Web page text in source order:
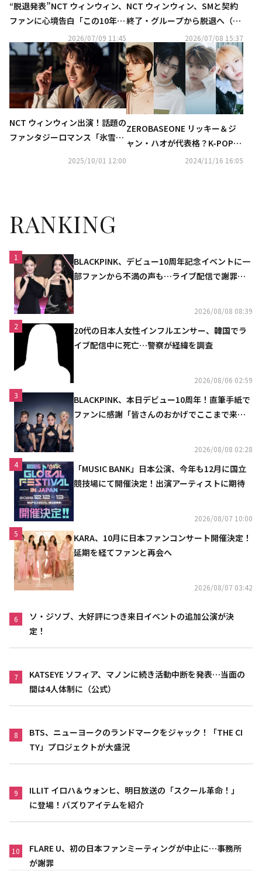
“脱退発表”NCT ウィンウィン、
ファンに心境告白「この10年は
人生において最も大切な思い
出」
2026/07/09 11:45
NCT ウィンウィン、SMと契約
終了・グループから脱退へ（公
2026/07/08 15:37
NCT ウィンウィン出演！話題の
ファンタジーロマンス「氷雪の
り独占先行配信スタート＜中国
2025/10/01 12:00
ZEROBASEONE リッキー＆ジ
ャン・ハオが代表格？K-POPア
イドルで注目の「建国顔」と
2024/11/16 16:05
RANKING
1
BLACKPINK、デビュー10周年記念イベントに一
部ファンから不満の声も…ライブ配信で謝罪
2026/08/08 08:39
2
20代の日本人女性インフルエンサー、韓国でラ
イブ配信中に死亡…警察が経緯を調査
2026/08/06 02:59
3
BLACKPINK、本日デビュー10周年！直筆手紙で
ファンに感謝「皆さんのおかげでここまで来ら
2026/08/08 02:28
4
「MUSIC BANK」日本公演、今年も12月に国立
競技場にて開催決定！出演アーティストに期待
2026/08/07 10:00
5
KARA、10月に日本ファンコンサート開催決定！
延期を経てファンと再会へ
2026/08/07 03:42
6
ソ・ジソブ、大好評につき来日イベントの追加公演が決
定！
7
KATSEYE ソフィア、マノンに続き活動中断を発表…当面の
間は4人体制に（公式）
8
BTS、ニューヨークのランドマークをジャック！「THE CI
TY」プロジェクトが大盛況
9
ILLIT イロハ＆ウォンヒ、明日放送の「スクール革命！」
に登場！バズりアイテムを紹介
10
FLARE U、初の日本ファンミーティングが中止に…事務所
が謝罪